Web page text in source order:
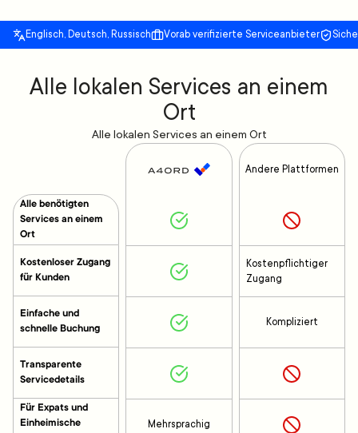
Englisch, Deutsch, Russisch Vorab verifizierte Serviceanbieter
Alle lokalen Services an einem
Ort
Alle lokalen Services an einem Ort
Alle benötigten
Services an einem
Ort
Kostenloser Zugang
für Kunden
Einfache und
schnelle Buchung
Transparente
Servicedetails
Für Expats und
Einheimische
Mehrsprachig
Andere Plattformen
Kostenpflichtiger
Zugang
Kompliziert